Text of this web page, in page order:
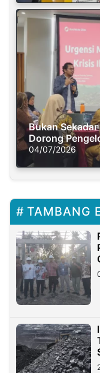
Bukan
Dorong
Solusi Krisis
04/07/2026
TAMBANG